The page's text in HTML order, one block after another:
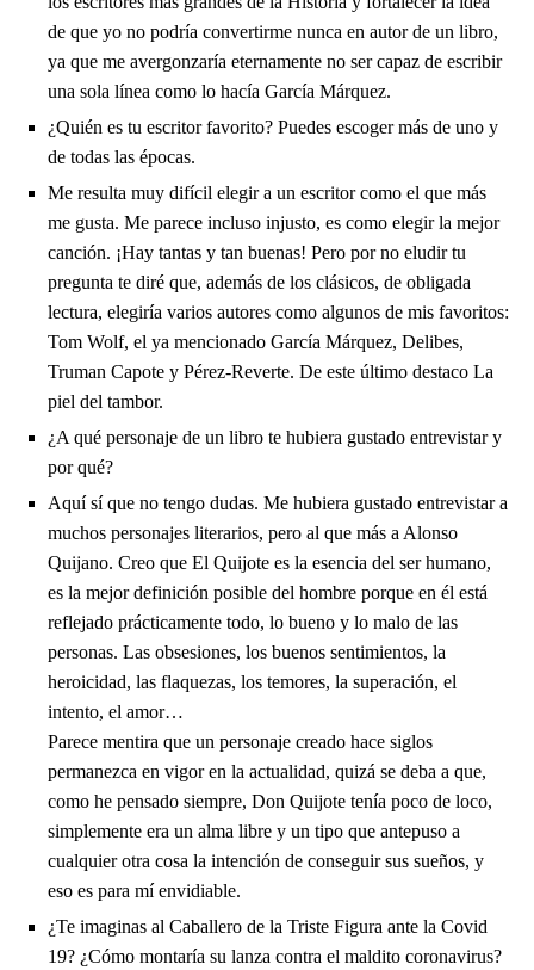
de que yo no podría convertirme nunca en autor de un libro,
ya que me avergonzaría eternamente no ser capaz de escribir
una sola línea como lo hacía García Márquez.
¿Quién es tu escritor favorito? Puedes escoger más de uno y
de todas las épocas.
Me resulta muy difícil elegir a un escritor como el que más
me gusta. Me parece incluso injusto, es como elegir la mejor
canción. ¡Hay tantas y tan buenas! Pero por no eludir tu
pregunta te diré que, además de los clásicos, de obligada
lectura, elegiría varios autores como algunos de mis favoritos:
Tom Wolf, el ya mencionado García Márquez, Delibes,
Truman Capote y Pérez-Reverte. De este último destaco La
piel del tambor.
¿A qué personaje de un libro te hubiera gustado entrevistar y
por qué?
Aquí sí que no tengo dudas. Me hubiera gustado entrevistar a
muchos personajes literarios, pero al que más a Alonso
Quijano. Creo que El Quijote es la esencia del ser humano,
es la mejor definición posible del hombre porque en él está
reflejado prácticamente todo, lo bueno y lo malo de las
personas. Las obsesiones, los buenos sentimientos, la
heroicidad, las flaquezas, los temores, la superación, el
intento, el amor…
Parece mentira que un personaje creado hace siglos
permanezca en vigor en la actualidad, quizá se deba a que,
como he pensado siempre, Don Quijote tenía poco de loco,
simplemente era un alma libre y un tipo que antepuso a
cualquier otra cosa la intención de conseguir sus sueños, y
eso es para mí envidiable.
¿Te imaginas al Caballero de la Triste Figura ante la Covid
19? ¿Cómo montaría su lanza contra el maldito coronavirus?